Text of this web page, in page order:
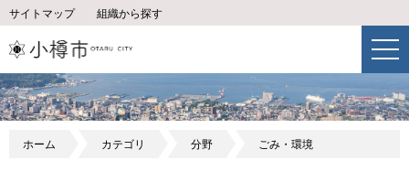
サイトマップ 組織から探す
ホーム カテゴリ 分野 ごみ・環境